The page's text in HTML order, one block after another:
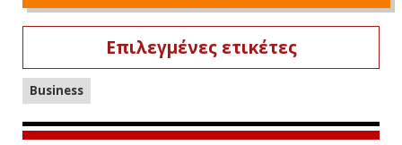
Επιλεγμένες ετικέτες
Business